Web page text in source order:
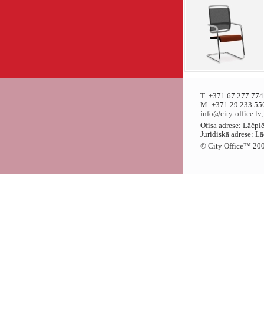
T: +371 67 277 774
M: +371 29 233
info@city-office.lv,
Ofisa adrese:
Juridiskā adrese:
© City Office™